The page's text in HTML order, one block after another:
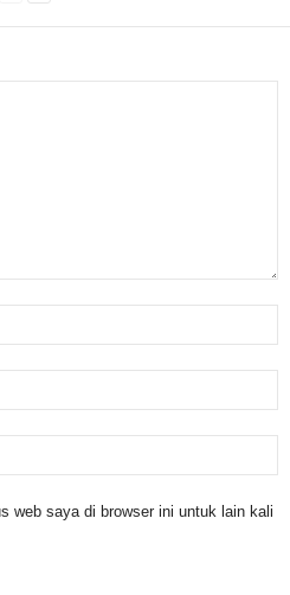
web saya di browser ini untuk lain kali